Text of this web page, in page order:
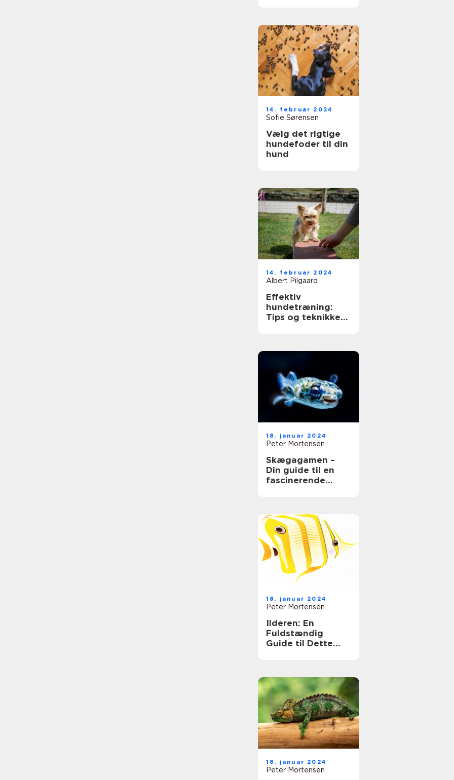
14. februar 2024
Sofie Sørensen
Vælg det rigtige
hundefoder til din
hund
14. februar 2024
Albert Pilgaard
Effektiv
hundetræning:
Tips og teknikker
18. januar 2024
Peter Mortensen
Skægagamen –
Din guide til en
fascinerende
18. januar 2024
Peter Mortensen
Ilderen: En
Fuldstændig
Guide til Dette
18. januar 2024
Peter Mortensen